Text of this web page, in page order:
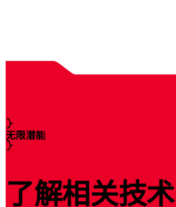
无限潜能
了解相关技术